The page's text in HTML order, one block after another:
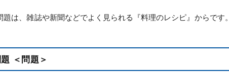
題は、雑誌や新聞などでよく見られる『料理のレシピ』からです。
＜問題＞